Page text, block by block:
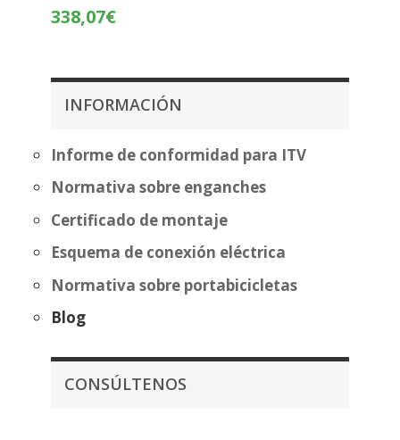
338,07€Rango
hasta
480,37€
INFORMACIÓN
Informe de conformidad para ITV
Normativa sobre enganches
Certificado de montaje
Esquema de conexión eléctrica
Normativa sobre portabicicletas
Blog
CONSÚLTENOS